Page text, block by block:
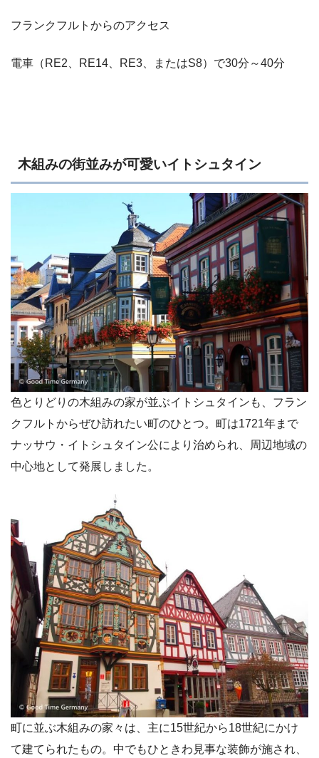
フランクフルトからのアクセス
電車（RE2、RE14、RE3、またはS8）で30分～40分
木組みの街並みが可愛いイトシュタイン
色とりどりの木組みの家が並ぶイトシュタインも、フラン
クフルトからぜひ訪れたい町のひとつ。町は1721年まで
ナッサウ・イトシュタイン公により治められ、周辺地域の
中心地として発展しました。
町に並ぶ木組みの家々は、主に15世紀から18世紀にかけ
て建てられたもの。中でもひときわ見事な装飾が施され、